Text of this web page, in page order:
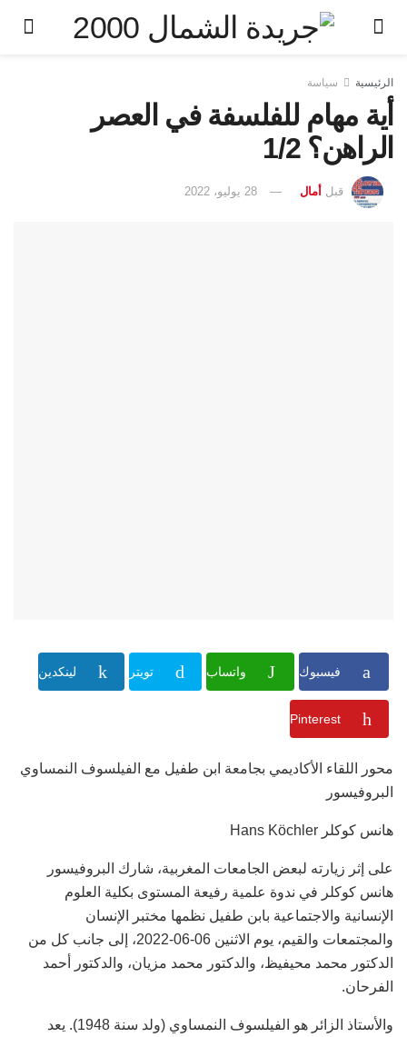
الرئيسية سياسة
أية مهام للفلسفة في العصر
الراهن؟ 1/2
قبل أمال 28 يوليو، 2022
فيسبوك واتساب تويتر لينكدين
Pinterest
محور اللقاء الأكاديمي بجامعة ابن طفيل مع الفيلسوف النمساوي
البروفيسور
هانس كوكلر Hans Köchler
على إثر زيارته لبعض الجامعات المغربية، شارك البروفيسور
هانس كوكلر في ندوة علمية رفيعة المستوى بكلية العلوم
الإنسانية والاجتماعية بابن طفيل نظمها مختبر الإنسان
والمجتمعات والقيم، يوم الاثنين 06-06-2022، إلى جانب كل من
الدكتور محمد محيفيظ، والدكتور محمد مزيان، والدكتور أحمد
الفرحان.
والأستاذ الزائر هو الفيلسوف النمساوي (ولد سنة 1948). يعد